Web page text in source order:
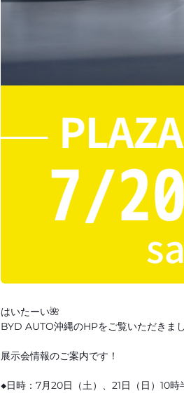
はいたーい🌺
BYD AUTO沖縄のHPをご覧いただきま
展示会情報のご案内です！
◆日時：7月20日（土）、21日（日）10